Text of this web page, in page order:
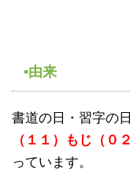
▪由来
書道の日・習字の
（１１）もじ（０
っています。